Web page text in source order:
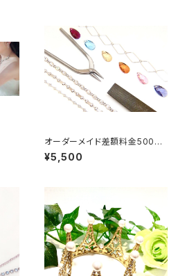
オーダーメイド差額料金5000
円分
¥5,500